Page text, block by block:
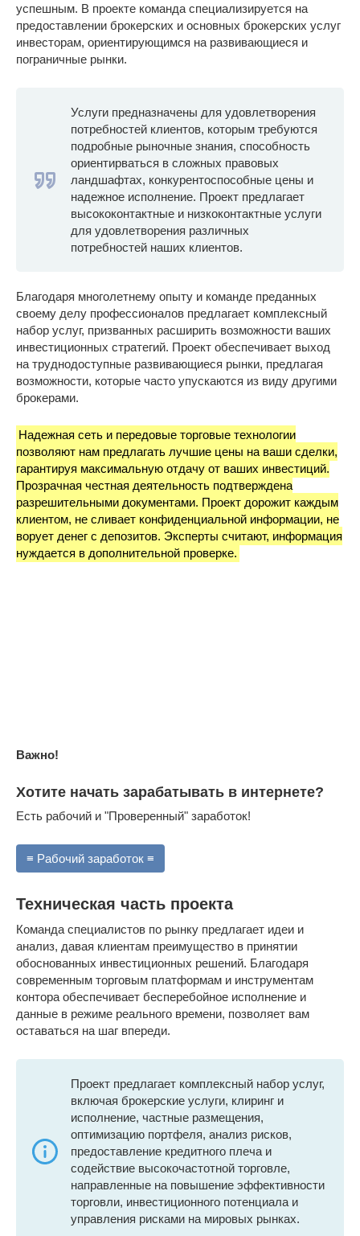
успешным. В проекте команда специализируется на
предоставлении брокерских и основных брокерских услуг
инвесторам, ориентирующимся на развивающиеся и
пограничные рынки.
Услуги предназначены для удовлетворения
потребностей клиентов, которым требуются
подробные рыночные знания, способность
ориентирваться в сложных правовых
ландшафтах, конкурентоспособные цены и
надежное исполнение. Проект предлагает
высококонтактные и низкоконтактные услуги
для удовлетворения различных
потребностей наших клиентов.
Благодаря многолетнему опыту и команде преданных
своему делу профессионалов предлагает комплексный
набор услуг, призванных расширить возможности ваших
инвестиционных стратегий. Проект обеспечивает выход
на труднодоступные развивающиеся рынки, предлагая
возможности, которые часто упускаются из виду другими
брокерами.
Надежная сеть и передовые торговые технологии
позволяют нам предлагать лучшие цены на ваши сделки,
гарантируя максимальную отдачу от ваших инвестиций.
Прозрачная честная деятельность подтверждена
разрешительными документами. Проект дорожит каждым
клиентом, не сливает конфиденциальной информации, не
ворует денег с депозитов. Эксперты считают, информация
нуждается в дополнительной проверке.
Важно!
Хотите начать зарабатывать в интернете?
Есть рабочий и "Проверенный" заработок!
≡ Рабочий заработок ≡
Техническая часть проекта
Команда специалистов по рынку предлагает идеи и
анализ, давая клиентам преимущество в принятии
обоснованных инвестиционных решений. Благодаря
современным торговым платформам и инструментам
контора обеспечивает бесперебойное исполнение и
данные в режиме реального времени, позволяет вам
оставаться на шаг впереди.
Проект предлагает комплексный набор услуг,
включая брокерские услуги, клиринг и
исполнение, частные размещения,
оптимизацию портфеля, анализ рисков,
предоставление кредитного плеча и
содействие высокочастотной торговле,
направленные на повышение эффективности
торговли, инвестиционного потенциала и
управления рисками на мировых рынках.